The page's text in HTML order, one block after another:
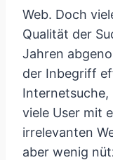
Web. Doch
Qualität der
Jahren
der Inbegriff
Internetsuche,
viele User mit
irrelevanten
aber wenig